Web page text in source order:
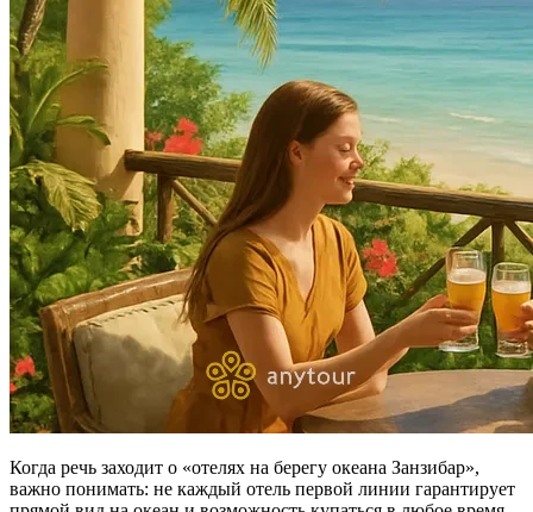
Когда речь заходит о «отелях на берегу океана Занзибар»,
важно понимать: не каждый отель первой линии гарантирует